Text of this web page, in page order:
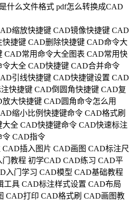
什么文件格式 pdf怎么转换成CAD
缩放快捷键 CAD镜像快捷键 CAD
快捷键 CAD删除快捷键 CAD命令大
CAD常用命令大全图表 CAD常用快
令大全 CAD快捷键 CAD合并命令
引线快捷键 CAD快捷键设置 CAD
快捷键 CAD倒圆角快捷键 CAD复
放大快捷键 CAD圆角命令怎么用
缩小比例快捷键命令 CAD格式刷
大全 CAD快捷键命令 CAD快速标注
令 CAD指令
CAD插入图片 CAD画图 CAD标注尺
门教程 初学CAD CAD练习 CAD平
入门学习 CAD模型 CAD基础教程
工具 CAD标注样式设置 CAD布局
CAD打印 CAD格式刷 CAD画图教